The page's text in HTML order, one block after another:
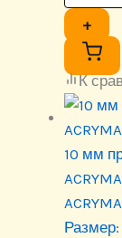
+
К
10 мм
ACRYMA
Размер: